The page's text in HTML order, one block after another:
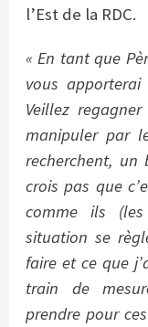
l’Est de la RDC.
« En tant que
vous
Veillez
manipuler par
recherchent,
crois pas que
comme ils
situation se
faire et ce que
train de
prendre pour